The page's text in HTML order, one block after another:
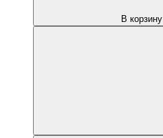
В корзину